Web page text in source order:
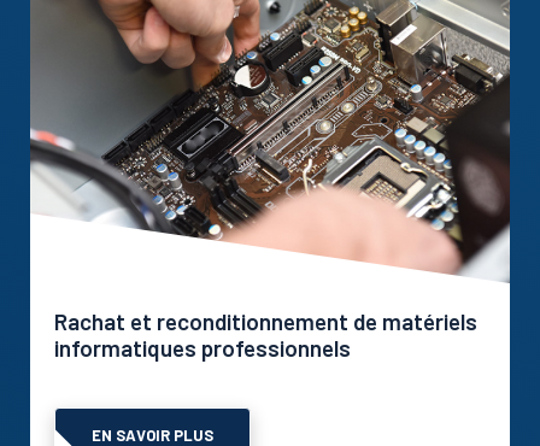
Rachat et reconditionnement de matériels
informatiques professionnels
EN SAVOIR PLUS